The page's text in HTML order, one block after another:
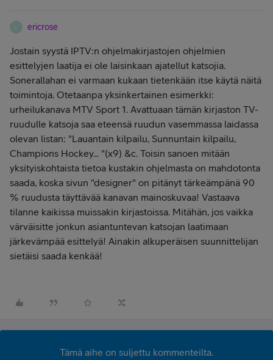
ericrose
Jostain syystä IPTV:n ohjelmakirjastojen ohjelmien
esittelyjen laatija ei ole laisinkaan ajatellut katsojia.
Sonerallahan ei varmaan kukaan tietenkään itse käytä näitä
toimintoja. Otetaanpa yksinkertainen esimerkki:
urheilukanava MTV Sport 1. Avattuaan tämän kirjaston TV-
ruudulle katsoja saa eteensä ruudun vasemmassa laidassa
olevan listan: "Lauantain kilpailu, Sunnuntain kilpailu,
Champions Hockey... "(x9) &c. Toisin sanoen mitään
yksityiskohtaista tietoa kustakin ohjelmasta on mahdotonta
saada, koska sivun "designer" on pitänyt tärkeämpänä 90
% ruudusta täyttävää kanavan mainoskuvaa! Vastaava
tilanne kaikissa muissakin kirjastoissa. Mitähän, jos vaikka
värväisitte jonkun asiantuntevan katsojan laatimaan
järkevämpää esittelyä! Ainakin alkuperäisen suunnittelijan
sietäisi saada kenkää!
Tämä aihe on suljettu kommenteilta.